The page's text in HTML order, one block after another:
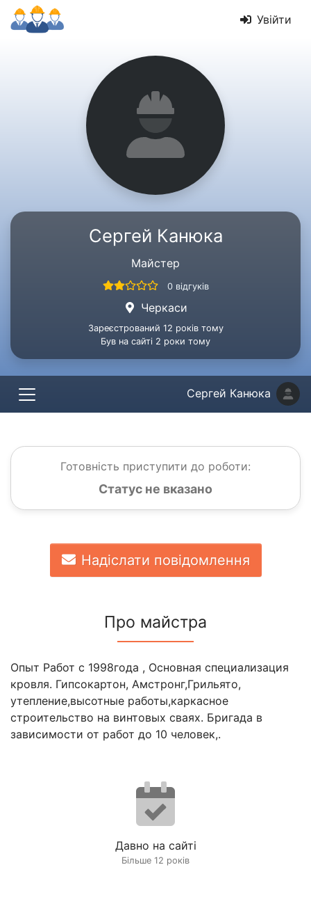
Увійти
Сергей Канюка
Майстер
0 відгуків
Черкаси
Зареєстрований 12 років тому
Був на сайті 2 роки тому
Сергей Канюка
Готовність приступити до роботи:
Статус не вказано
Надіслати повідомлення
Про майстра
Опыт Работ с 1998года , Основная специализация
кровля. Гипсокартон, Амстронг,Грильято,
утепление,высотные работы,каркасное
строительство на винтовых сваях. Бригада в
зависимости от работ до 10 человек,.
Давно на сайті
Більше 12 років